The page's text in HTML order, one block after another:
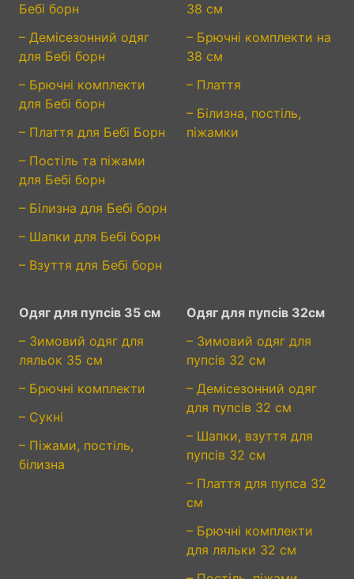
Бебі борн
– Демісезонний одяг
для Бебі борн
– Брючні комплекти
для Бебі борн
– Плаття для Бебі Борн
– Постіль та піжами
для Бебі борн
– Білизна для Бебі борн
– Шапки для Бебі борн
– Взуття для Бебі борн
38 см
– Брючні комплекти на
38 см
– Плаття
– Білизна, постіль,
піжамки
Одяг для пупсів 35 см
– Зимовий одяг для
ляльок 35 см
– Брючні комплекти
– Сукні
– Піжами, постіль,
білизна
Одяг для пупсів 32см
– Зимовий одяг для
пупсів 32 см
– Демісезонний одяг
для пупсів 32 см
– Шапки, взуття для
пупсів 32 см
– Плаття для пупса 32
см
– Брючні комплекти
для ляльки 32 см